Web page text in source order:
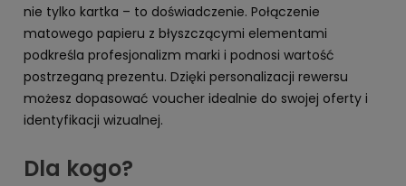
nie tylko kartka – to doświadczenie. Połączenie
matowego papieru z błyszczącymi elementami
podkreśla profesjonalizm marki i podnosi wartość
postrzeganą prezentu. Dzięki personalizacji rewersu
możesz dopasować voucher idealnie do swojej oferty i
identyfikacji wizualnej.
Dla kogo?